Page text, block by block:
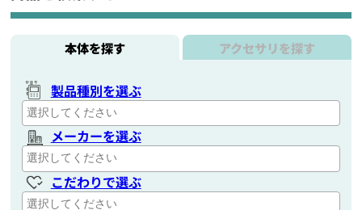
本体を探す アクセサリを探す
製品種別を選ぶ
メーカーを選ぶ
こだわりで選ぶ